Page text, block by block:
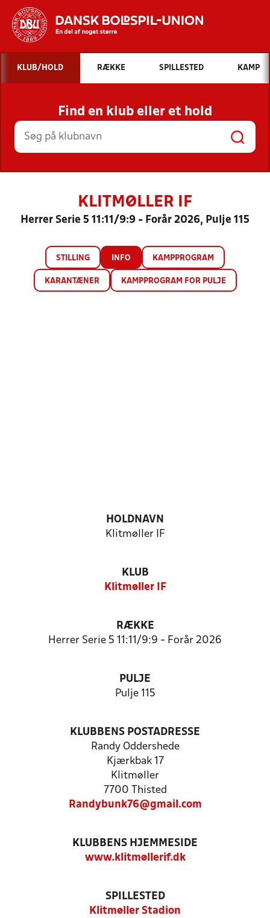
Hvad vil du søge efter?
INDHOLD OG NYHEDER
STILLINGER, RESULTATER, KLUBBER OG
HOLD
KLUB/HOLD RÆKKE SPILLESTED KAMP
Find en klub eller et hold
KLITMØLLER IF
Herrer Serie 5 11:11/9:9 - Forår 2026, Pulje 115
STILLING INFO KAMPPROGRAM
KARANTÆNER KAMPPROGRAM FOR PULJE
HOLDNAVN
Klitmøller IF
KLUB
Klitmøller IF
RÆKKE
Herrer Serie 5 11:11/9:9 - Forår 2026
PULJE
Pulje 115
KLUBBENS POSTADRESSE
Randy Oddershede
Kjærkbak 17
Klitmøller
7700 Thisted
Randybunk76@gmail.com
KLUBBENS HJEMMESIDE
www.klitmøllerif.dk
SPILLESTED
Klitmøller Stadion